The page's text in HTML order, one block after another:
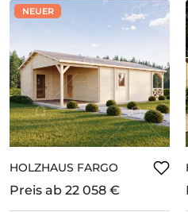
NEUER
HOLZHAUS FARGO
Preis ab 22 058 €